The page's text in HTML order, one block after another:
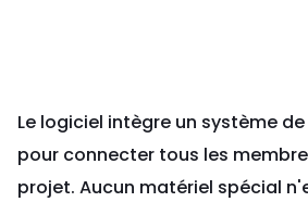
Le logiciel intègre un système
pour connecter tous les
projet. Aucun matériel spécial